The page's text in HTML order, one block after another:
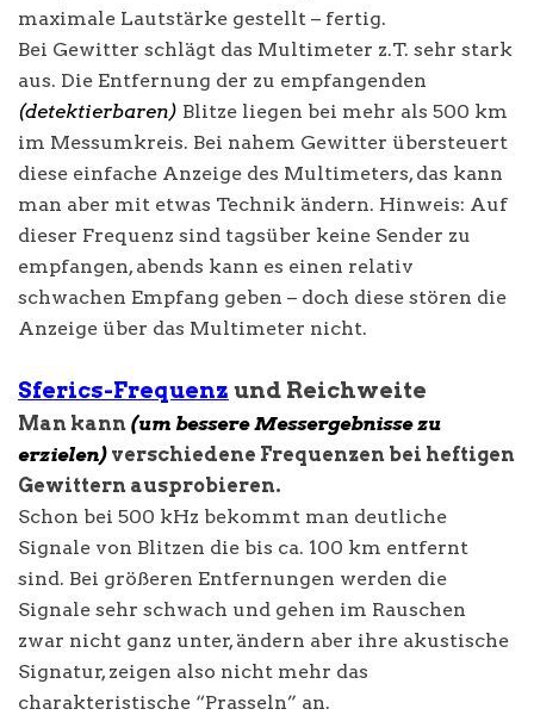
maximale Lautstärke gestellt – fertig.
Bei Gewitter schlägt das Multimeter z.T. sehr stark
aus. Die Entfernung der zu empfangenden
(detektierbaren) Blitze liegen bei mehr als 500 km
im Messumkreis. Bei nahem Gewitter übersteuert
diese einfache Anzeige des Multimeters, das kann
man aber mit etwas Technik ändern. Hinweis: Auf
dieser Frequenz sind tagsüber keine Sender zu
empfangen, abends kann es einen relativ
schwachen Empfang geben – doch diese stören die
Anzeige über das Multimeter nicht.
Sferics-Frequenz und Reichweite
Man kann (um bessere Messergebnisse zu
erzielen) verschiedene Frequenzen bei heftigen
Gewittern ausprobieren.
Schon bei 500 kHz bekommt man deutliche
Signale von Blitzen die bis ca. 100 km entfernt
sind. Bei größeren Entfernungen werden die
Signale sehr schwach und gehen im Rauschen
zwar nicht ganz unter, ändern aber ihre akustische
Signatur, zeigen also nicht mehr das
charakteristische “Prasseln” an.